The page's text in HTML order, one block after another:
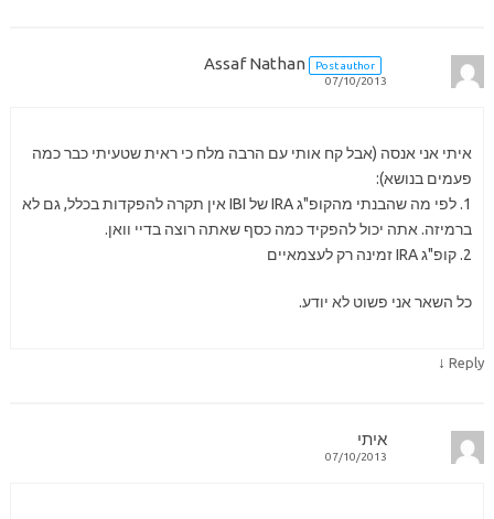
Assaf Nathan
Post author
07/10/2013
איתי אני אנסה (אבל קח אותי עם הרבה מלח כי ראית שטעיתי כבר כמה
פעמים בנושא):
1. לפי מה שהבנתי מהקופ"ג IRA של IBI אין תקרה להפקדות בכלל, גם לא
ברמיזה. אתה יכול להפקיד כמה כסף שאתה רוצה בדיי וואן.
2. קופ"ג IRA זמינה רק לעצמאיים
כל השאר אני פשוט לא יודע.
Reply
↓
איתי
07/10/2013